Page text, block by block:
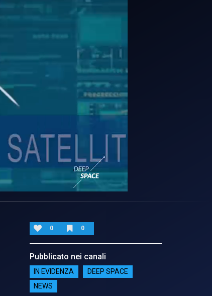
0 0
Pubblicato nei canali
IN EVIDENZA
DEEP SPACE
NEWS